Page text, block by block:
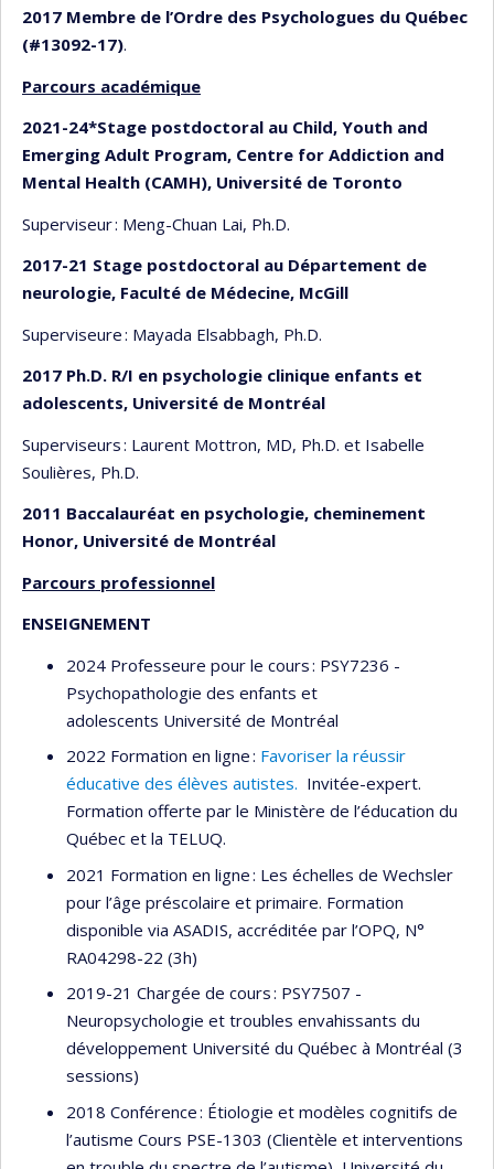
2017 Membre de l’Ordre des Psychologues du Québec
(#13092-17).
Parcours académique
2021-24*Stage postdoctoral au Child, Youth and
Emerging Adult Program, Centre for Addiction and
Mental Health (CAMH), Université de Toronto
Superviseur : Meng-Chuan Lai, Ph.D.
2017-21 Stage postdoctoral au Département de
neurologie, Faculté de Médecine, McGill
Superviseure : Mayada Elsabbagh, Ph.D.
2017 Ph.D. R/I en psychologie clinique enfants et
adolescents, Université de Montréal
Superviseurs : Laurent Mottron, MD, Ph.D. et Isabelle
Soulières, Ph.D.
2011 Baccalauréat en psychologie, cheminement
Honor, Université de Montréal
Parcours professionnel
ENSEIGNEMENT
2024 Professeure pour le cours : PSY7236 -
Psychopathologie des enfants et
adolescents Université de Montréal
2022 Formation en ligne : Favoriser la réussir
éducative des élèves autistes. Invitée-expert.
Formation offerte par le Ministère de l’éducation du
Québec et la TELUQ.
2021 Formation en ligne : Les échelles de Wechsler
pour l’âge préscolaire et primaire. Formation
disponible via ASADIS, accréditée par l’OPQ, N°
RA04298-22 (3h)
2019-21 Chargée de cours : PSY7507 -
Neuropsychologie et troubles envahissants du
développement Université du Québec à Montréal (3
sessions)
2018 Conférence : Étiologie et modèles cognitifs de
l’autisme Cours PSE-1303 (Clientèle et interventions